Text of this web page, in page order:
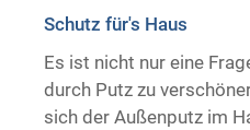
Schutz für's Haus
Es ist nicht nur eine
durch Putz zu
sich der Außenputz im